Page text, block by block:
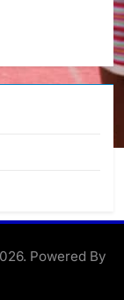
Powered By